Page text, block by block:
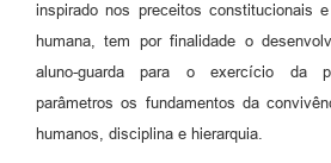
inspirado nos preceitos constitucionais
humana, tem por finalidade o
aluno-guarda para o exercício da
parâmetros os fundamentos da
humanos, disciplina e hierarquia.